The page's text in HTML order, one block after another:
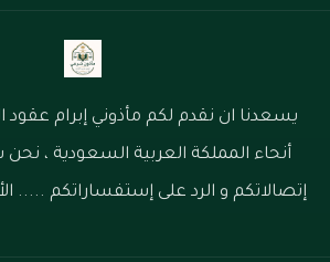
يسعدنا ان نقدم لكم مأذوني إبرام
أنحاء المملكة العربية السعودية ،
إتصالاتكم و الرد على إستفساراتكم .....